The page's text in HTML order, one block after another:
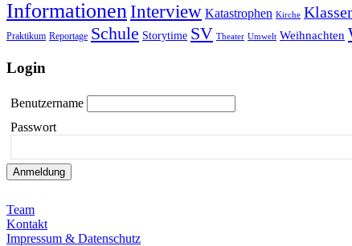
InformationenInterview Katastrophen Kirche
Praktikum Reportage Schule Storytime SV Theater Umwelt Weihnachten
Login
Benutzername
Passwort
Team
Kontakt
Impressum & Datenschutz